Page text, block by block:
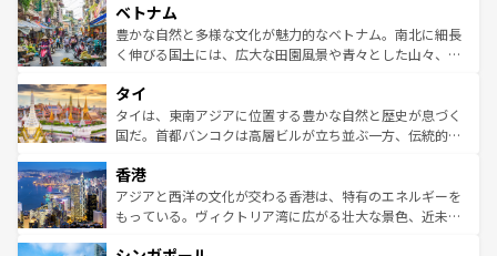
参照してほしい。
容にもいいと評判のスイーツなど、バラエティ豊かな料理
が味わえる。 なお、新着の台湾情報は コンテンツ一覧を参
照してほしい。
き、地方に足を延ばせば四季折々の自然美を楽しむことが
できる。そして、キムチや焼肉、絶品のストリートフード
まで、さまざまな韓国料理が待っている。夜には、韓国な
リティに包まれながら、韓国の多彩な魅力を心ゆくまで味
わってみてほしい。 なお、新着の韓国情報はコンテンツ一
覧を参照してほしい。
ベトナム
豊かな自然と多様な文化が魅力的なベトナム。南北に細長
く伸びる国土には、広大な田園風景や青々とした山々、世
急速な発展と共に伝統が息づく。ハノイの古い町並みやホ
ーチミン市のフランス統治時代の建物も、独特の雰囲気を
醸し出している。また、バラエティの豊かさとおいしさで
とつ。フォーやバインミー、ベトナムコーヒーなどは、ぜ
ひ現地で味わいたい。どの地域を訪れてもあたたかい人々
が旅行者を迎えてくれるので、きっと忘れられない旅にな
タイ
タイは、東南アジアに位置する豊かな自然と歴史が息づく
国だ。首都バンコクは高層ビルが立ち並ぶ一方、伝統的な
の活気が交差している。北部ではチェンマイなどの山岳地
帯で自然と触れ合い、南部ではプーケットやクラビの美し
いビーチでリゾート気分を楽しむことができる。タイ料理
香港
アジアと西洋の文化が交わる香港は、特有のエネルギーを
もっている。ヴィクトリア湾に広がる壮大な景色、近未来